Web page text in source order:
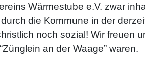
Wärmestube e.V. zwar
die Kommune in der
noch sozial! Wir freuen
an der Waage” waren.